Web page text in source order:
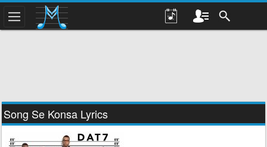
Song Se Konsa Lyrics